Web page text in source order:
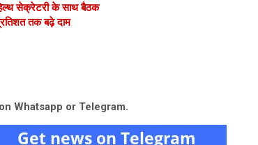
हेल्थ सेक्रेटरी के साथ बैठक
तक बढ़े दाम
Whatsapp or Telegram.